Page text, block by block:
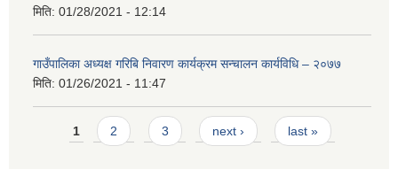
मिति: 01/28/2021 - 12:14
गाउँपालिका अध्यक्ष गरिबि निवारण कार्यक्रम सन्चालन कार्यविधि – २०७७
मिति: 01/26/2021 - 11:47
Pages
1 2 3 next › last »